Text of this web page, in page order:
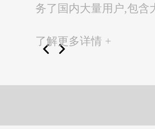
务了国内大量用户,包含
了解更多详情 +